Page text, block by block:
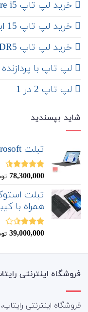
خرید لپ تاپ Core i5
‌‌ خرید لپ تاپ 15 اینچی
خرید لپ تاپ DDR5
لپ تاپ با پردازنده Intel
لپ تاپ 2 در 1
شاید بپسندید
تبلت Microsoft مدل Surface Pro X
نمره4.50
78,300,000
همراه با
نمره
39,000,000
فروشگاه اینترنتی
فروشگاه اینترنتی